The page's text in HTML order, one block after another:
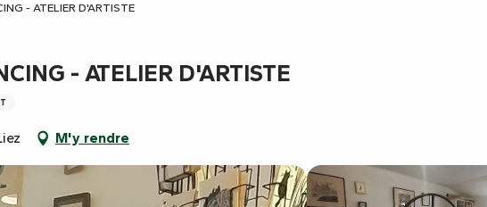
- ATELIER D'ARTISTE
- ATELIER D'ARTISTE
M'y rendre